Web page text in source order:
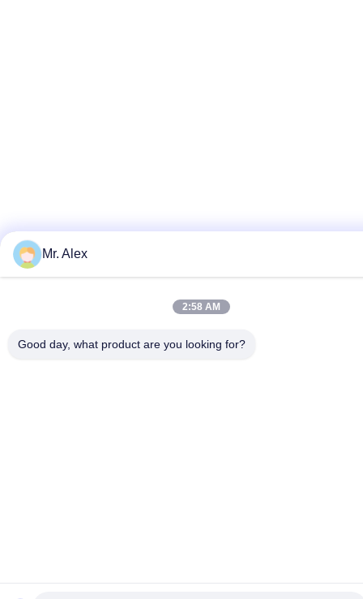
Mr. Alex
2:58 AM
Good day, what product are you looking for?